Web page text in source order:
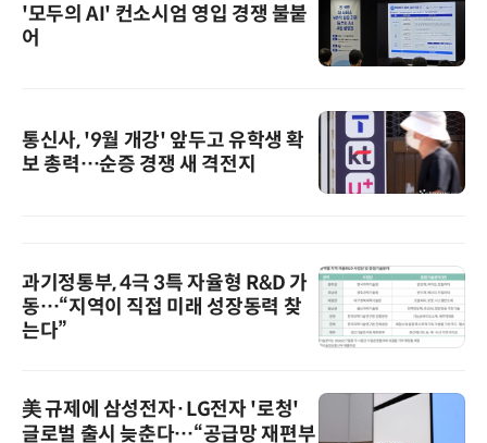
'모두의 AI' 컨소시엄 영입 경쟁 불붙
어
통신사, '9월 개강' 앞두고 유학생 확
보 총력…순증 경쟁 새 격전지
과기정통부, 4극 3특 자율형 R&D 가
동…“지역이 직접 미래 성장동력 찾
는다”
美 규제에 삼성전자·LG전자 '로청'
글로벌 출시 늦춘다…“공급망 재편부